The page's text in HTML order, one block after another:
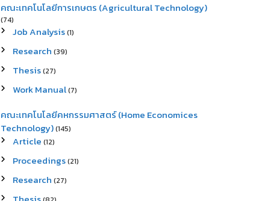
คณะเทคโนโลยีการเกษตร (Agricultural Technology)
(74)
Job Analysis(1)
Research (39)
Thesis(27)
Work Manual(7)
คณะเทคโนโลยีคหกรรมศาสตร์ (Home Economices
Technology)(145)
Article (12)
Proceedings(21)
Research (27)